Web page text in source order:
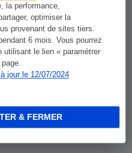
la performance,
optimiser la
provenant de sites tiers.
6 mois. Vous pourrez
utilisant le lien « paramétrer
jour le 12/07/2024
& FERMER